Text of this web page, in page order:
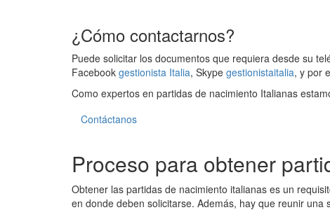
¿Cómo contactarnos?
Puede solicitar los documentos que requiera desde su
Facebook gestionista Italia, Skype gestionistaitalia, y por
Como expertos en partidas de nacimiento Italianas
Contáctanos
Proceso para obtener
Obtener las partidas de nacimiento italianas es un
en donde deben solicitarse. Además, hay que reunir